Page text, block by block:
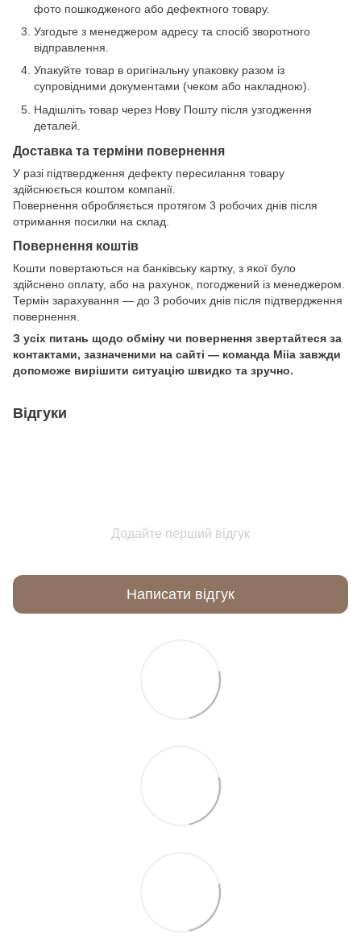
фото пошкодженого або дефектного товару.
Узгодьте з менеджером адресу та спосіб зворотного
відправлення.
Упакуйте товар в оригінальну упаковку разом із
супровідними документами (чеком або накладною).
Надішліть товар через Нову Пошту після узгодження
деталей.
Доставка та терміни повернення
У разі підтвердження дефекту пересилання товару
здійснюється коштом компанії.
Повернення обробляється протягом 3 робочих днів після
отримання посилки на склад.
Повернення коштів
Кошти повертаються на банківську картку, з якої було
здійснено оплату, або на рахунок, погоджений із менеджером.
Термін зарахування — до 3 робочих днів після підтвердження
повернення.
З усіх питань щодо обміну чи повернення звертайтеся за
контактами, зазначеними на сайті — команда Miia завжди
допоможе вирішити ситуацію швидко та зручно.
Відгуки
Додайте перший відгук
Написати відгук